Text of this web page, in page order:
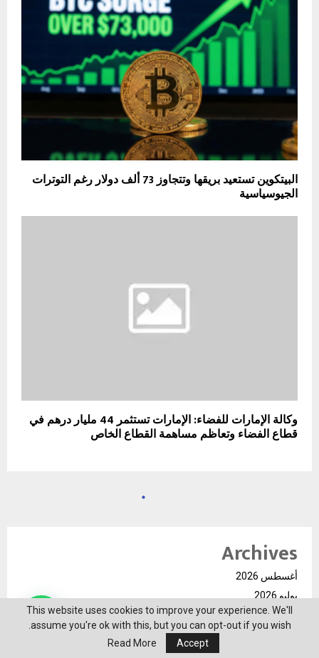
البيتكوين تستعيد بريقها وتتجاوز 73 ألف دولار رغم التوترات
الجيوسياسية
وكالة الإمارات للفضاء: الإمارات تستثمر 44 مليار درهم في
قطاع الفضاء وتعاظم مساهمة القطاع الخاص
Archives
أغسطس 2026
يوليو 2026
يونيو 2026
This website uses cookies to improve your experience. We'll
assume you're ok with this, but you can opt-out if you wish.
Accept
Read More